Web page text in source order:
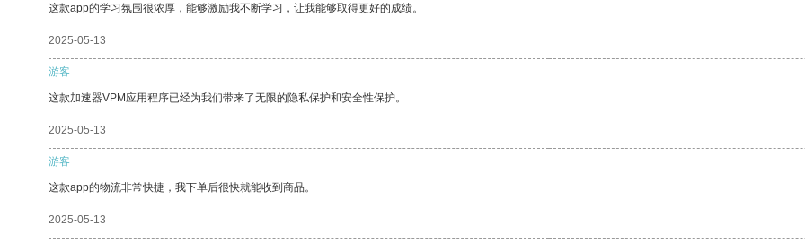
这款app的学习氛围很浓厚，能够激励我不断学习，让我能够取得更好的成绩。
2025-05-13
游客
这款加速器VPM应用程序已经为我们带来了无限的隐私保护和安全性保护。
2025-05-13
游客
这款app的物流非常快捷，我下单后很快就能收到商品。
2025-05-13